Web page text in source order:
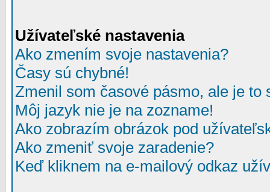
Užívateľské nastavenia
Ako zmením svoje nastavenia?
Časy sú chybné!
Zmenil som časové pásmo, ale je to
Môj jazyk nie je na zozname!
Ako zobrazím obrázok pod
Ako zmeniť svoje zaradenie?
Keď kliknem na e-mailový odkaz